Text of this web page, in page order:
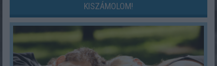
KISZÁMOLOM!